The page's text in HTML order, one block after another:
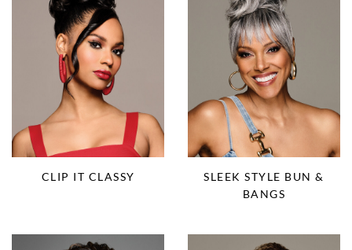
CLIP IT CLASSY
SLEEK STYLE BUN &
BANGS